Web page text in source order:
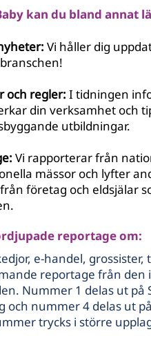
kan du bland annat
Vi håller dig
och regler: I tidningen
din verksamhet​ och
utbildningar.
Vi rapporterar från
mässor och lyfter
företag och eldsjälar
reportage om:
e-handel,
reportage från den
Nummer 1 delas ut på
och nummer 4 delas ut
trycks i större